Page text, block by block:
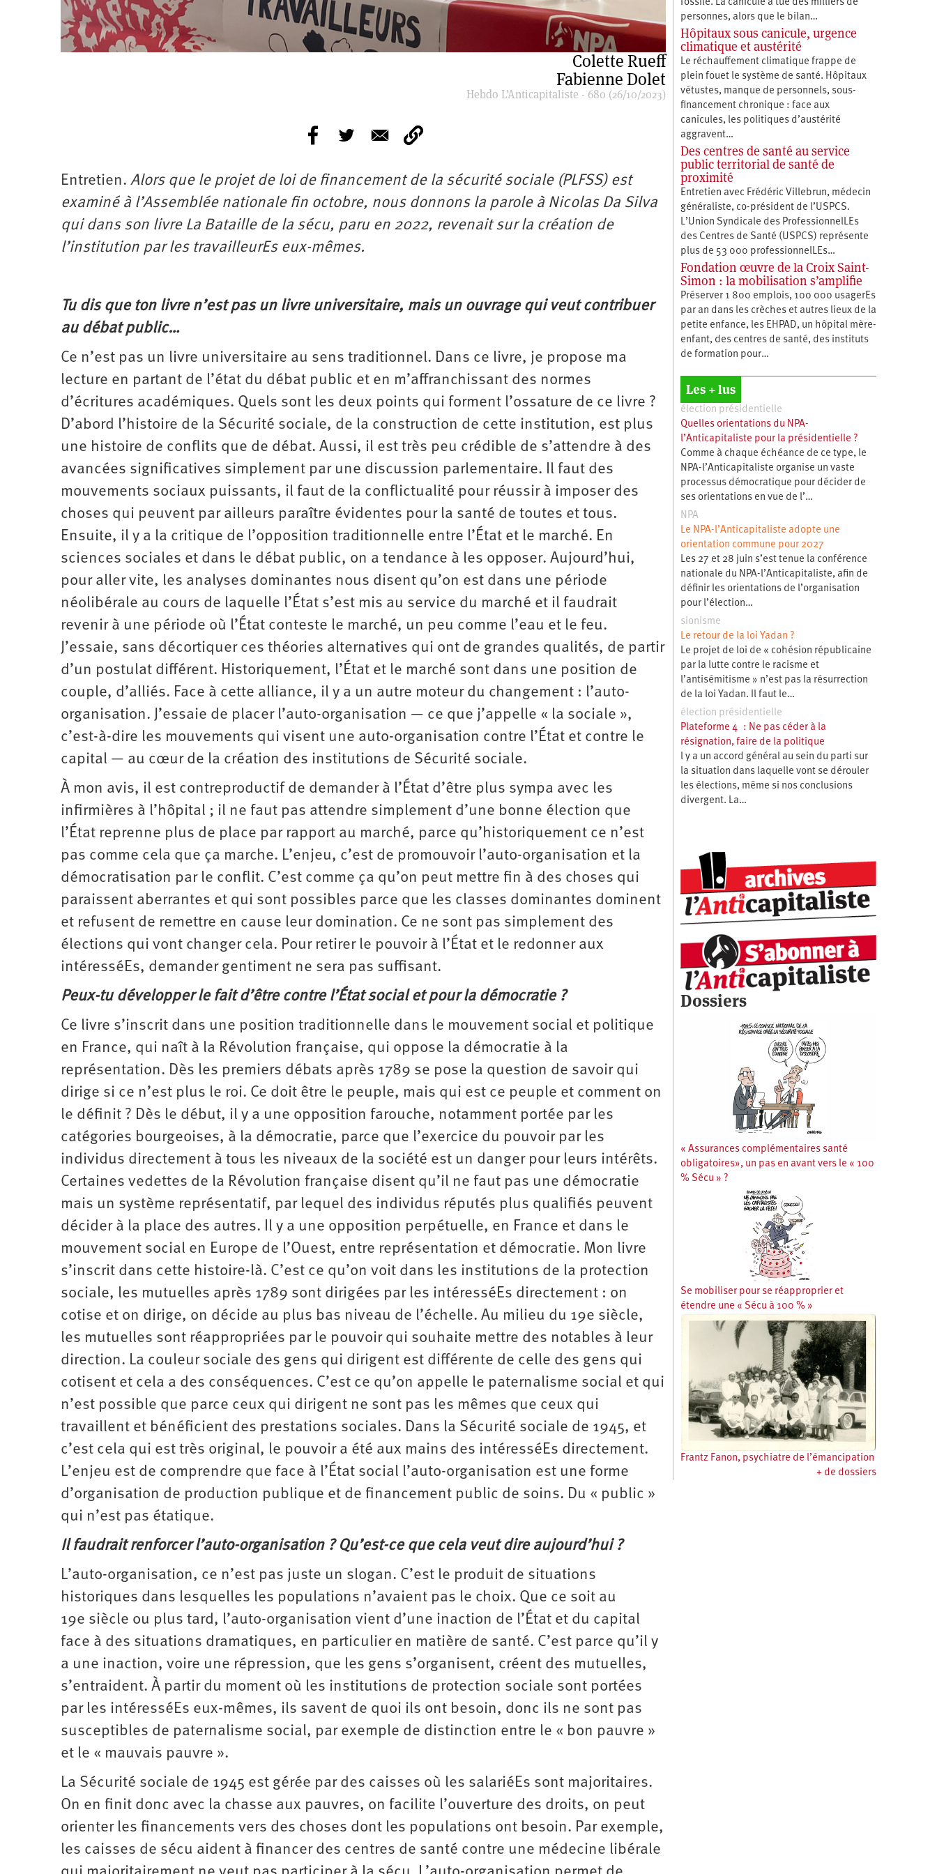
Colette Rueff
Fabienne Dolet
Hebdo L’Anticapitaliste - 680 (26/10/2023)
Entretien. Alors que le projet de loi de financement de la sécurité sociale (PLFSS) est
examiné à l’Assemblée nationale fin octobre, nous donnons la parole à Nicolas Da Silva
qui dans son livre La Bataille de la sécu, paru en 2022, revenait sur la création de
l’institution par les travailleurEs eux-mêmes.
Tu dis que ton livre n’est pas un livre universitaire, mais un ouvrage qui veut contribuer
au débat public…
Ce n’est pas un livre universitaire au sens traditionnel. Dans ce livre, je propose ma
lecture en partant de l’état du débat public et en m’affranchissant des normes
d’écritures académiques. Quels sont les deux points qui forment l’ossature de ce livre ?
D’abord l’histoire de la Sécurité sociale, de la construction de cette institution, est plus
une histoire de conflits que de débat. Aussi, il est très peu crédible de s’attendre à des
avancées significatives simplement par une discussion parlementaire. Il faut des
mouvements sociaux puissants, il faut de la conflictualité pour réussir à imposer des
choses qui peuvent par ailleurs paraître évidentes pour la santé de toutes et tous.
Ensuite, il y a la critique de l’opposition traditionnelle entre l’État et le marché. En
sciences sociales et dans le débat public, on a tendance à les opposer. Aujourd’hui,
pour aller vite, les analyses dominantes nous disent qu’on est dans une période
néolibérale au cours de laquelle l’État s’est mis au service du marché et il faudrait
revenir à une période où l’État conteste le marché, un peu comme l’eau et le feu.
J’essaie, sans décortiquer ces théories alternatives qui ont de grandes qualités, de partir
d’un postulat différent. Historiquement, l’État et le marché sont dans une position de
couple, d’alliés. Face à cette alliance, il y a un autre moteur du changement : l’auto­-
organisation. J’essaie de placer l’auto-organisation — ce que j’appelle « la sociale »,
c’est-à-dire les mouvements qui visent une auto-organisation contre l’État et contre le
capital — au cœur de la création des ­institutions de Sécurité sociale.
À mon avis, il est contre­productif de demander à l’État d’être plus sympa avec les
infirmières à ­l’hôpital ; il ne faut pas attendre simplement d’une bonne élection que
l’État reprenne plus de place par rapport au marché, parce qu’historiquement ce n’est
pas comme cela que ça marche. L’enjeu, c’est de promouvoir l’auto-­organisation et la
démocratisation par le conflit. C’est comme ça qu’on peut mettre fin à des choses qui
paraissent aberrantes et qui sont possibles parce que les classes dominantes dominent
et refusent de remettre en cause leur domination. Ce ne sont pas simplement des
élections qui vont changer cela. Pour retirer le pouvoir à l’État et le redonner aux
intéresséEs, demander gentiment ne sera pas suffisant.
Peux-tu développer le fait d’être contre l’État social et pour la ­démocratie ?
Ce livre s’inscrit dans une position traditionnelle dans le ­mouvement social et politique
en France, qui naît à la Révolution française, qui oppose la démocratie à la
représentation. Dès les premiers débats après 1789 se pose la question de savoir qui
dirige si ce n’est plus le roi. Ce doit être le peuple, mais qui est ce peuple et comment on
le définit ? Dès le début, il y a une opposition farouche, notamment portée par les
catégories bourgeoises, à la démocratie, parce que l’exercice du pouvoir par les
individus directement à tous les niveaux de la société est un danger pour leurs intérêts.
Certaines vedettes de la Révolution française disent qu’il ne faut pas une démocratie
mais un système représentatif, par lequel des individus réputés plus qualifiés peuvent
décider à la place des autres. Il y a une opposition perpétuelle, en France et dans le
mouvement social en Europe de l’Ouest, entre représentation et démocratie. Mon livre
s’inscrit dans cette histoire­-là. C’est ce qu’on voit dans les institutions de la protection
sociale, les mutuelles après 1789 sont dirigées par les intéresséEs directement : on
cotise et on dirige, on décide au plus bas niveau de l’échelle. Au milieu du 19e siècle,
les mutuelles sont réappropriées par le pouvoir qui souhaite mettre des notables à leur
direction. La couleur sociale des gens qui dirigent est différente de celle des gens qui
cotisent et cela a des conséquences. C’est ce qu’on appelle le paternalisme social et qui
n’est possible que parce ceux qui dirigent ne sont pas les mêmes que ceux qui
travaillent et bénéficient des prestations sociales. Dans la Sécurité sociale de 1945, et
c’est cela qui est très original, le pouvoir a été aux mains des intéresséEs directement.
L’enjeu est de comprendre que face à l’État social l’auto-organisation est une forme
d’organisation de production publique et de financement public de soins. Du « public »
qui n’est pas étatique.
Il faudrait renforcer l’auto-­organisation ? Qu’est-ce que cela veut dire aujourd’hui ?
L’auto-organisation, ce n’est pas juste un slogan. C’est le produit de situations
historiques dans lesquelles les populations n’avaient pas le choix. Que ce soit au
19e siècle ou plus tard, l’auto-organisation vient d’une inaction de l’État et du capital
face à des situations dramatiques, en particulier en matière de santé. C’est parce qu’il y
a une inaction, voire une répression, que les gens s’organisent, créent des mutuelles,
s’entraident. À partir du moment où les institutions de protection sociale sont portées
par les intéresséEs eux-mêmes, ils savent de quoi ils ont besoin, donc ils ne sont pas
susceptibles de paternalisme social, par exemple de distinction entre le « bon pauvre »
et le « mauvais pauvre ».
La Sécurité sociale de 1945 est gérée par des caisses où les salariéEs sont majoritaires.
On en finit donc avec la chasse aux pauvres, on facilite l’ouverture des droits, on peut
orienter les financements vers des choses dont les populations ont besoin. Par exemple,
les caisses de sécu aident à financer des centres de santé contre une médecine libérale
fossile. La canicule a tué des milliers de
personnes, alors que le bilan…
Hôpitaux sous canicule, urgence
climatique et austérité
Le réchauffement climatique frappe de
plein fouet le système de santé. Hôpitaux
vétustes, manque de personnels, sous-
financement chronique : face aux
canicules, les politiques d’austérité
aggravent…
Des centres de santé au service
public territorial de santé de
proximité
Entretien avec Frédéric Villebrun, médecin
généraliste, co-président de l’USPCS.
L’Union Syndicale des ProfessionnelLEs
des Centres de Santé (USPCS) représente
plus de 53 000 professionnelLEs…
Fondation œuvre de la Croix Saint-
Simon : la mobilisation s’amplifie
Préserver 1 800 emplois, 100 000 usagerEs
par an dans les crèches et autres lieux de la
petite enfance, les EHPAD, un hôpital mère-
enfant, des centres de santé, des instituts
de formation pour…
Les + lus
élection présidentielle
Quelles orientations du NPA-
l’Anticapitaliste pour la présidentielle ?
Comme à chaque échéance de ce type, le
NPA-l’Anticapitaliste organise un vaste
processus démocratique pour décider de
ses orientations en vue de l’…
NPA
Le NPA-l’Anticapitaliste adopte une
orientation commune pour 2027
Les 27 et 28 juin s’est tenue la conférence
nationale du NPA-l’Anticapitaliste, afin de
définir les orientations de l’organisation
pour l’élection…
sionisme
Le retour de la loi Yadan ?
Le projet de loi de « cohésion républicaine
par la lutte contre le racisme et
l’antisémitisme » n’est pas la résurrection
de la loi Yadan. Il faut le…
élection présidentielle
Plateforme 4 : Ne pas céder à la
résignation, faire de la politique
l y a un accord général au sein du parti sur
la situation dans laquelle vont se dérouler
les élections, même si nos conclusions
divergent. La…
Dossiers
« Assurances complémentaires santé
obligatoires», un pas en avant vers le « 100
% Sécu » ?
Se mobiliser pour se réapproprier et
étendre une « Sécu à 100 % »
Frantz Fanon, psychiatre de l’émancipation
+ de dossiers